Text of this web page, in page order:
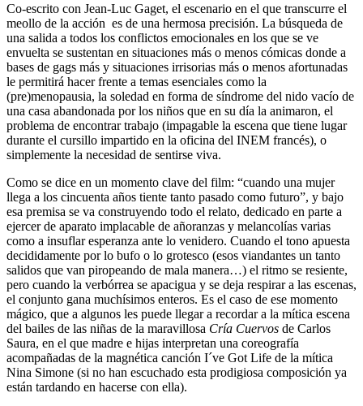
Co-escrito con Jean-Luc Gaget, el escenario en el que transcurre el
meollo de la acción es de una hermosa precisión. La búsqueda de
una salida a todos los conflictos emocionales en los que se ve
envuelta se sustentan en situaciones más o menos cómicas donde a
bases de gags más y situaciones irrisorias más o menos afortunadas
le permitirá hacer frente a temas esenciales como la
(pre)menopausia, la soledad en forma de síndrome del nido vacío de
una casa abandonada por los niños que en su día la animaron, el
problema de encontrar trabajo (impagable la escena que tiene lugar
durante el cursillo impartido en la oficina del INEM francés), o
simplemente la necesidad de sentirse viva.
Como se dice en un momento clave del film: “cuando una mujer
llega a los cincuenta años tiente tanto pasado como futuro”, y bajo
esa premisa se va construyendo todo el relato, dedicado en parte a
ejercer de aparato implacable de añoranzas y melancolías varias
como a insuflar esperanza ante lo venidero. Cuando el tono apuesta
decididamente por lo bufo o lo grotesco (esos viandantes un tanto
salidos que van piropeando de mala manera…) el ritmo se resiente,
pero cuando la verbórrea se apacigua y se deja respirar a las escenas,
el conjunto gana muchísimos enteros. Es el caso de ese momento
mágico, que a algunos les puede llegar a recordar a la mítica escena
del bailes de las niñas de la maravillosa Cría Cuervos de Carlos
Saura, en el que madre e hijas interpretan una coreografía
acompañadas de la magnética canción I´ve Got Life de la mítica
Nina Simone (si no han escuchado esta prodigiosa composición ya
están tardando en hacerse con ella).